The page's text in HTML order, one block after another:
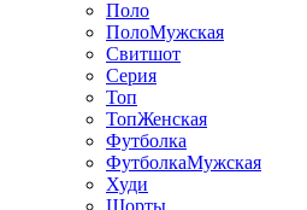
Поло
ПолоМужская
Свитшот
Серия
Топ
ТопЖенская
Футболка
ФутболкаМужская
Худи
Шорты